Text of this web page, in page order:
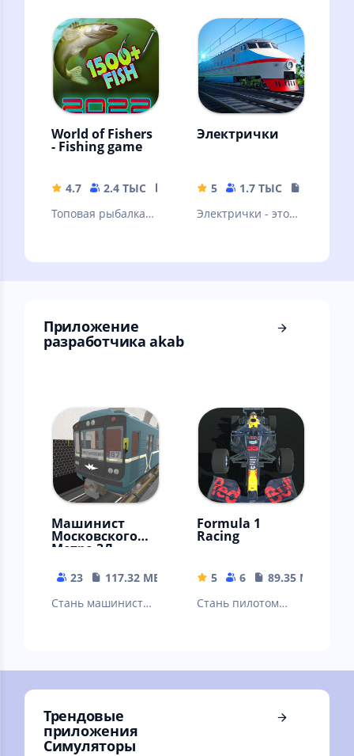
тюрьме.
игры с падающим
песком
World of Fishers
- Fishing game
4.7 2.4 ТЫС
114.61 MB
Топовая рыбалка
Электрички
5 1.7 ТЫС
Электрички - это
Приложение
разработчика akab
Машинист
Московского
Метро 3Д
23
117.32 MB
Стань машинистом
Formula 1
Racing
5 6
89.35 MB
Стань пилотом
Трендовые
приложения
Симуляторы